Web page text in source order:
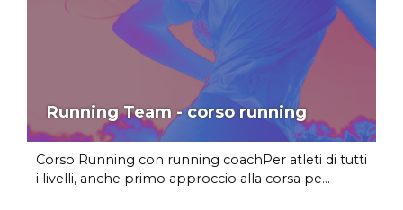
Running Team - corso running
Corso Running con running coachPer atleti di tutti
i livelli, anche primo approccio alla corsa pe...